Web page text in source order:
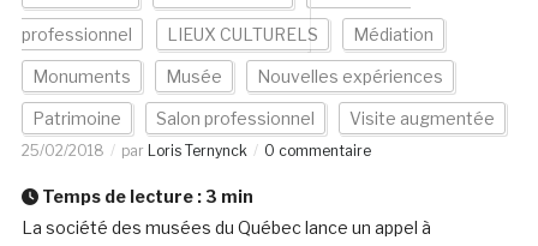
professionnel LIEUX CULTURELS Médiation
Monuments Musée Nouvelles expériences
Patrimoine Salon professionnel Visite augmentée
25/02/2018 par Loris Ternynck 0 commentaire
Temps de lecture : 3 min
La société des musées du Québec lance un appel à